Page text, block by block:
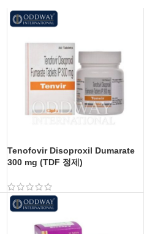
Tenofovir Disoproxil Dumarate
300 mg (TDF 정제)